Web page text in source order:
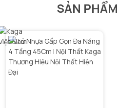
SẢN